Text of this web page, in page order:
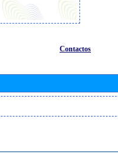
Contactos